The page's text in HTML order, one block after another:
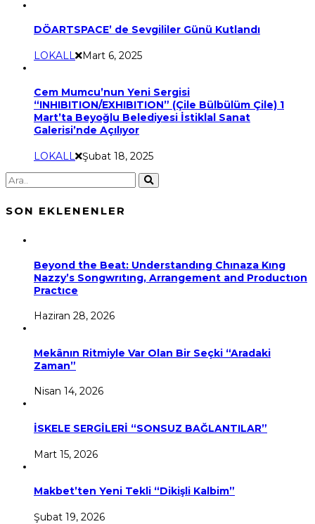
DÖARTSPACE’ de Sevgililer Günü Kutlandı
LOKALL Mart 6, 2025
Cem Mumcu’nun Yeni Sergisi
“INHIBITION/EXHIBITION” (Çile Bülbülüm Çile) 1
Mart’ta Beyoğlu Belediyesi İstiklal Sanat
Galerisi’nde Açılıyor
LOKALL Şubat 18, 2025
SON EKLENENLER
Beyond the Beat: Understandıng Chınaza Kıng
Nazzy’s Songwrıtıng, Arrangement and Productıon
Practıce
Haziran 28, 2026
Mekânın Ritmiyle Var Olan Bir Seçki “Aradaki
Zaman”
Nisan 14, 2026
İSKELE SERGİLERİ “SONSUZ BAĞLANTILAR”
Mart 15, 2026
Makbet’ten Yeni Tekli “Dikişli Kalbim”
Şubat 19, 2026